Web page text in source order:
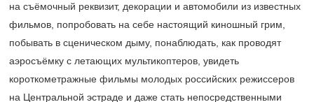
на съёмочный реквизит, декорации и автомобили из известных
фильмов, попробовать на себе настоящий киношный грим,
побывать в сценическом дыму, понаблюдать, как проводят
аэросъёмку с летающих мультикоптеров, увидеть
короткометражные фильмы молодых российских режиссеров
на Центральной эстраде и даже стать непосредственными